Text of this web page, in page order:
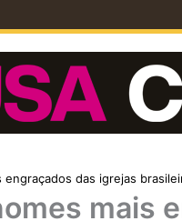
das igrejas
mais